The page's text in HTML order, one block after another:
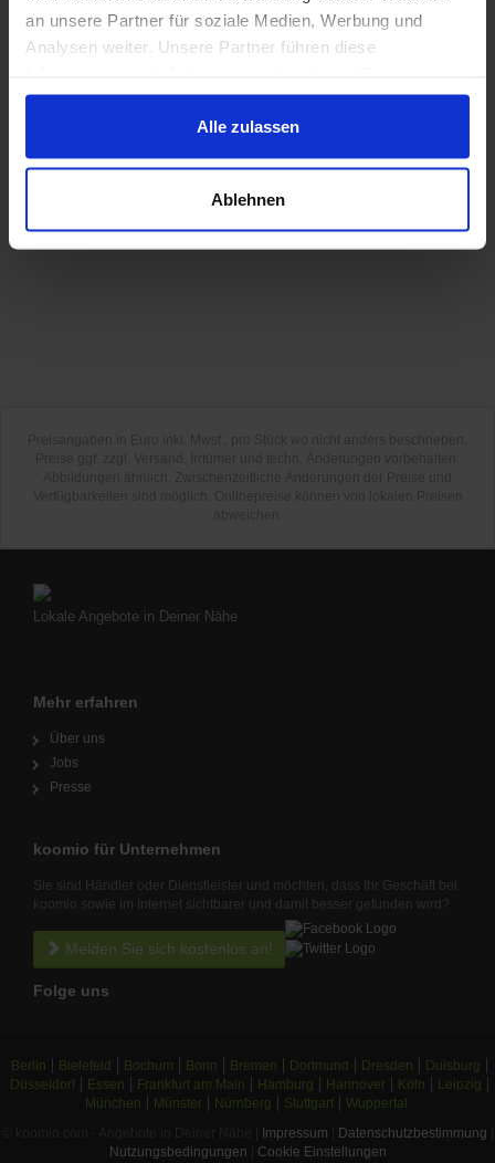
an unsere Partner für soziale Medien, Werbung und
Analysen weiter. Unsere Partner führen diese
zusammen, die Du ihnen bereitgestellt hast oder die sie
im Rahmen Deiner Nutzung der Dienste gesammelt
haben.
Alle zulassen
Ablehnen
Lokale Angebote in Deiner Nähe
Mehr erfahren
Über uns
Jobs
Presse
koomio für Unternehmen
Sie sind Händler oder Dienstleister und möchten, dass Ihr Geschäft bei
koomio sowie im Internet sichtbarer und damit besser gefunden wird?
Melden Sie sich kostenlos an!
Folge uns
Berlin Bielefeld Bochum Bonn Bremen Dortmund Dresden
Duisburg
Düsseldorf
Essen Frankfurt am Main Hamburg Hannover Köln
Leipzig
München
Münster Nürnberg Stuttgart
Wuppertal
Impressum Datenschutzbestimmung
Nutzungsbedingungen
Cookie Einstellungen